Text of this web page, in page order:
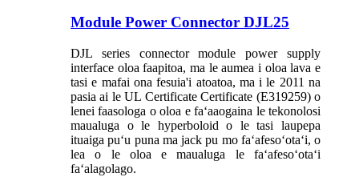
Module Power Connector DJL25
DJL series connector module power supply
interface oloa faapitoa, ma le aumea i oloa lava e
tasi e mafai ona fesuia'i atoatoa, ma i le 2011 na
pasia ai le UL Certificate Certificate (E319259) o
lenei faasologa o oloa e faʻaaogaina le tekonolosi
maualuga o le hyperboloid o le tasi laupepa
ituaiga puʻu puna ma jack pu mo faʻafesoʻotaʻi, o
lea o le oloa e maualuga le faʻafesoʻotaʻi
faʻalagolago.